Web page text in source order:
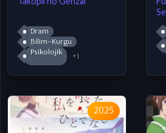
Dram
Bilim-Kurgu
Psikolojik
+1
2025